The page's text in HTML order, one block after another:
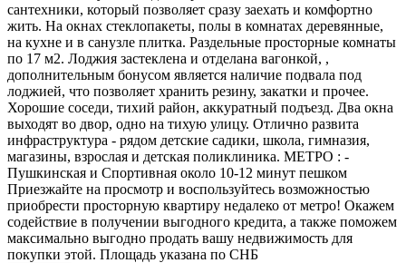
сантехники, который позволяет сразу заехать и комфортно
жить. На окнах стеклопакеты, полы в комнатах деревянные,
на кухне и в санузле плитка. Раздельные просторные комнаты
по 17 м2. Лоджия застеклена и отделана вагонкой, ,
дополнительным бонусом является наличие подвала под
лоджией, что позволяет хранить резину, закатки и прочее.
Хорошие соседи, тихий район, аккуратный подъезд. Два окна
выходят во двор, одно на тихую улицу. Отлично развита
инфраструктура - рядом детские садики, школа, гимназия,
магазины, взрослая и детская поликлиника. МЕТРО : -
Пушкинская и Спортивная около 10-12 минут пешком
Приезжайте на просмотр и воспользуйтесь возможностью
приобрести просторную квартиру недалеко от метро! Окажем
содействие в получении выгодного кредита, а также поможем
максимально выгодно продать вашу недвижимость для
покупки этой. Площадь указана по СНБ